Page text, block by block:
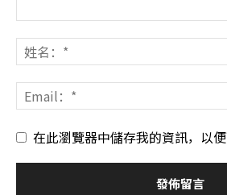
在此瀏覽器中儲存我的資訊，以便